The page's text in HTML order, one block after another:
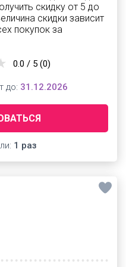
скидку от 5 до
скидки зависит
покупок за
1 раз
0.0 / 5 (0)
до: 31.12.2026